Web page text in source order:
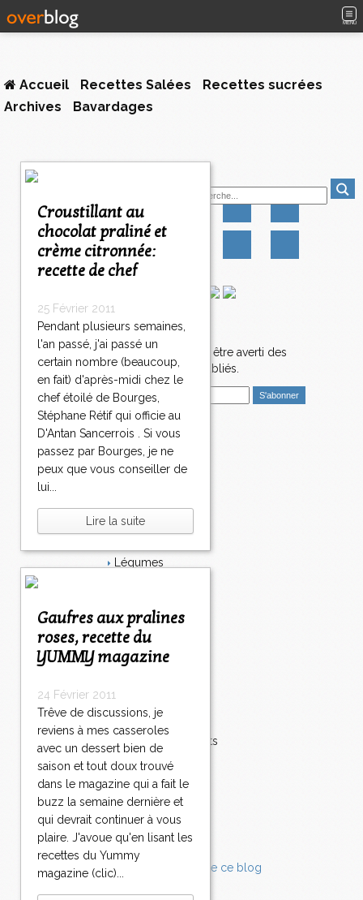
MENU
Accueil Recettes Salées
Recettes sucrées
Archives
Bavardages
Croustillant au
chocolat praliné et
crème citronnée:
recette de chef
25 Février 2011
Pendant plusieurs semaines,
l'an passé, j'ai passé un
certain nombre (beaucoup,
en fait) d'après-midi chez le
chef étoilé de Bourges,
Stéphane Rétif qui officie au
D'Antan Sancerrois . Si vous
passez par Bourges, je ne
peux que vous conseiller de
lui...
Lire la suite
Gaufres aux pralines
roses, recette du
YUMMY magazine
24 Février 2011
Trêve de discussions, je
reviens à mes casseroles
avec un dessert bien de
saison et tout doux trouvé
dans le magazine qui a fait le
buzz la semaine dernière et
qui devrait continuer à vous
plaire. J'avoue qu'en lisant les
recettes du Yummy
magazine (clic)...
Newsletter
Abonnez-vous pour être averti des
nouveaux articles publiés.
E
m
i
l
Catégories
Salé
Bavardages
Légumes
Viande
Tarte
Épices
Soupe
Fêtes
Poisson
Accompagnements
Chocolat
Pâtes
Tomates
Balade
<
<
0
>